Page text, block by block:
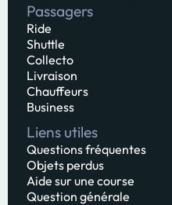
Passagers
Ride
Shuttle
Collecto
Livraison
Chauffeurs
Business
Liens utiles
Questions fréquentes
Objets perdus
Aide sur une course
Question générale